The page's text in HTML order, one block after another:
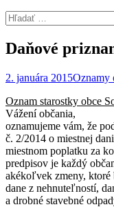
Hľadať:
Daňové
2. januára 2015Oznamy
Oznam starostky obce
Vážení občania,
oznamujeme vám, že
č. 2/2014 o miestnej
miestnom poplatku za
predpisov je každý
akékoľvek zmeny,
dane z nehnuteľností,
a drobné stavebné